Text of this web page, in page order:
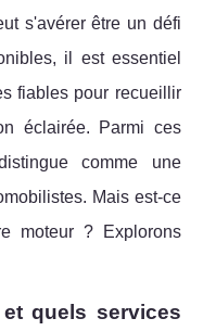
s'avérer être un défi
il est essentiel
fiables pour recueillir
éclairée. Parmi ces
comme une
Mais est-ce
moteur ? Explorons
quels services